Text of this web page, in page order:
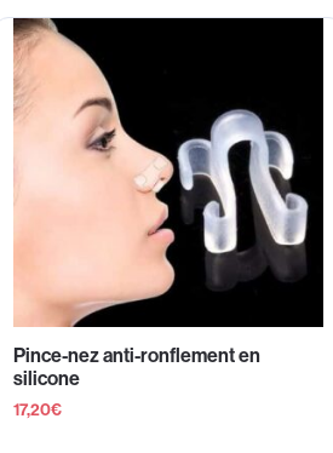
Pince-nez anti-ronflement en
silicone
17,20€